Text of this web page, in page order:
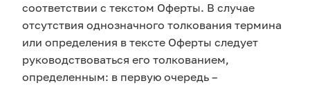
соответствии с текстом Оферты. В случае
отсутствия однозначного толкования термина
или определения в тексте Оферты следует
руководствоваться его толкованием,
определенным: в первую очередь –